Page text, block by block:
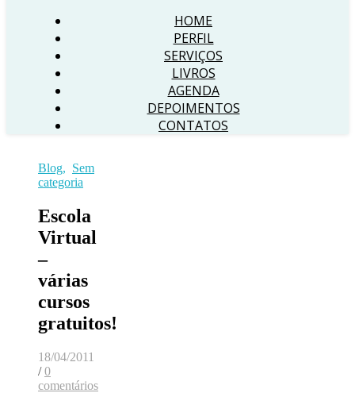
HOME
PERFIL
SERVIÇOS
LIVROS
AGENDA
DEPOIMENTOS
CONTATOS
Blog, Sem
categoria
Escola
Virtual
–
várias
cursos
gratuitos!
18/04/2011
/ 0
comentários